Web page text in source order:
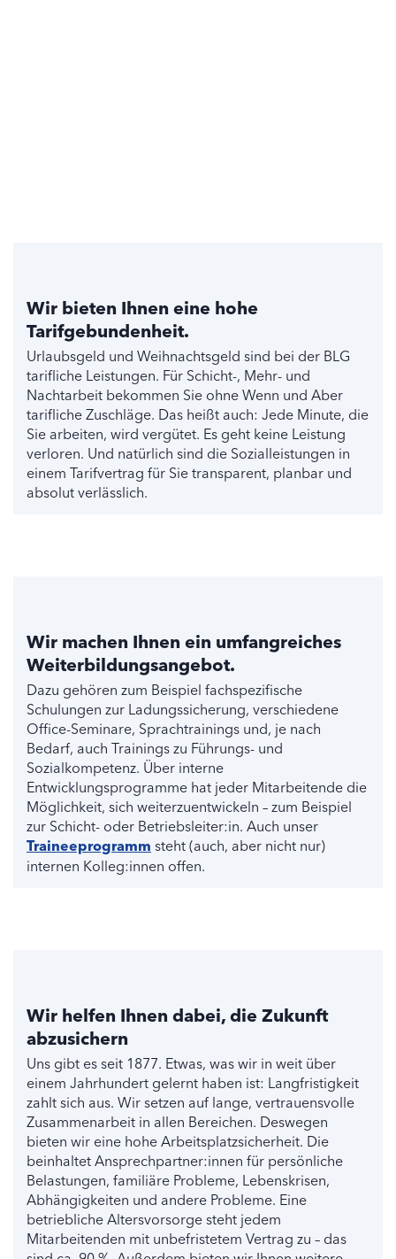
Wir bieten Ihnen eine hohe
Tarifgebundenheit.
Urlaubsgeld und Weihnachtsgeld sind bei der BLG
tarifliche Leistungen. Für Schicht-, Mehr- und
Nachtarbeit bekommen Sie ohne Wenn und Aber
tarifliche Zuschläge. Das heißt auch: Jede Minute, die
Sie arbeiten, wird vergütet. Es geht keine Leistung
verloren. Und natürlich sind die Sozialleistungen in
einem Tarifvertrag für Sie transparent, planbar und
absolut verlässlich.
Wir machen Ihnen ein umfangreiches
Weiterbildungsangebot.
Dazu gehören zum Beispiel fachspezifische
Schulungen zur Ladungssicherung, verschiedene
Office-Seminare, Sprachtrainings und, je nach
Bedarf, auch Trainings zu Führungs- und
Sozialkompetenz. Über interne
Entwicklungsprogramme hat jeder Mitarbeitende die
Möglichkeit, sich weiterzuentwickeln – zum Beispiel
zur Schicht- oder Betriebsleiter:in. Auch unser
Traineeprogramm steht (auch, aber nicht nur)
internen Kolleg:innen offen.
Wir helfen Ihnen dabei, die Zukunft
abzusichern
Uns gibt es seit 1877. Etwas, was wir in weit über
einem Jahrhundert gelernt haben ist: Langfristigkeit
zahlt sich aus. Wir setzen auf lange, vertrauensvolle
Zusammenarbeit in allen Bereichen. Deswegen
bieten wir eine hohe Arbeitsplatzsicherheit. Die
beinhaltet Ansprechpartner:innen für persönliche
Belastungen, familiäre Probleme, Lebenskrisen,
Abhängigkeiten und andere Probleme. Eine
betriebliche Altersvorsorge steht jedem
Mitarbeitenden mit unbefristetem Vertrag zu – das